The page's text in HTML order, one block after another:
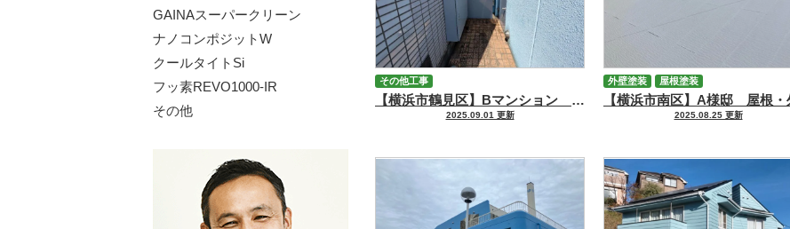
【横浜市鶴見区】Bマンション 部分塗装工事
2025.09.01 更新
その他工事
2025.08.25 更新
外壁塗装 屋根塗装
GAINAスーパークリーン
ナノコンポジットW
クールタイトSi
フッ素REVO1000-IR
その他